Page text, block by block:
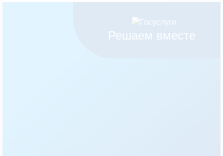
Решаем вместе